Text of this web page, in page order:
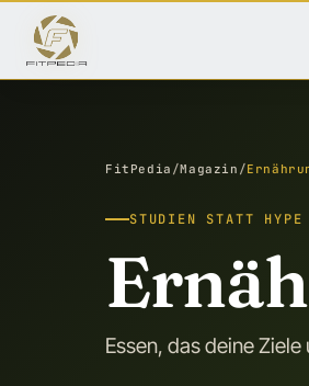
FitPedia /Magazin /
STUDIEN STATT HYPE
Essen, das deine